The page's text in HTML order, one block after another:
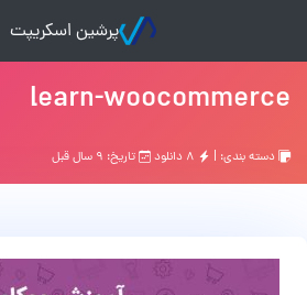
پرشین اسکریپت
learn-woocommerce
دسته بندی: | تاریخ: ۹ سال قبل